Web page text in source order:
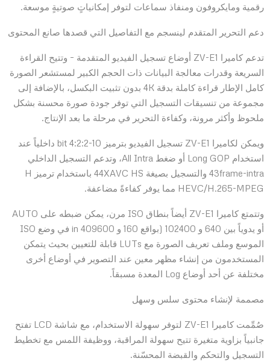
رقمية ومايكروفون ومنفاذ سماعات لتوفر إمكانياتٍ صوتيةٍ موسعة.
دعم التحرير المتقدم لينسجم مع التفاصيل التي قصدها صانع المحتوى
تدعم كاميرا ZV-E1 أوضاع تسجيل الفيديو المتقدمة – وتتيح القراءة
السريعة وقدرات معالجة البيانات ذات الحجم الكبير لمستشعر الصورة
كامل الإطار قراءة كاملة بدقة 4K بدون تثبيت البكسل، بالإضافة إلى
مجموعة من تنسيقات التسجيل التي توفر جودة صورة محسنة بشكل
ملحوظ وأكثر مرونة، وكفاءة التحرير في مرحلة ما بعد الإنتاج.
ويمكن لكاميرا ZV-E1 تسجيل الفيديو بترميز 10-bit 4:2:2 داخلياً عند
استخدام Long GOP أو ضغط All Intra، وتدعم التسجيل الداخلي
43frame-intra والتسجيل بصيغة 44XAVC HS باستخدام ترميز H
HEVC/H.265-MPEG مما يوفر كفاءةً مضاعفة.
وتتمتع كاميرا ZV-E1 أيضاً بنطاق ISO مرن، يمكن ضبطه على AUTO
أو يدوياً بين 640 و 102400 (بواقع 160 و 409600 in في وضع ISO
الموسع وملف تعريف الصورة مع LUTs قابلة للتعيين بحيث يتمكن
المستخدمون من إنشاء مظهر معين عند التصوير في أوضاع أخرى
مختلفة عن أحد أوضاع Log المعدة مسبقاً.
مصممة لإنشاء محتوى سلس وسهل
صُمِّمت كاميرا ZV-E1 لتوفر سهولة الاستخدام، مع شاشة LCD تفتح
جانبياً بزاوية متغيرة تتيح سهولة المراقبة، ووظيفة اللمس مع تخطيط
التسجيل والتحكم والقبضة المحسّنة.